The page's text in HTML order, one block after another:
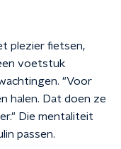
plezier fietsen,
voetstuk
"Voor
halen. Dat doen ze
Die mentaliteit
passen.